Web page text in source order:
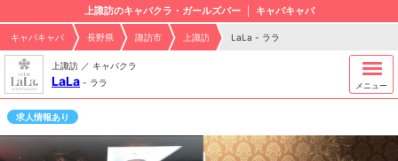
上諏訪のキャバクラ・ガールズバー キャバキャバ
キャバキャバ 長野県 諏訪市 上諏訪 LaLa - ララ
上諏訪 ／ キャバクラ
LaLa - ララ メニュー
求人情報あり